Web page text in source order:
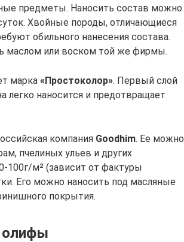
предметы. Наносить состав можно
Хвойные породы, отличающиеся
обильного нанесения состава.
маслом или воском той же фирмы.
марка «Простоколор». Первый слой
легко наносится и предотвращает
компания Goodhim. Ее можно
пчелиных ульев и других
100г/м² (зависит от фактуры
Его можно наносить под масляные
покрытия.
олифы